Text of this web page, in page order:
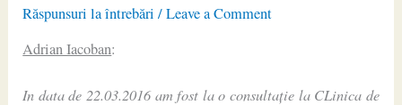
Răspunsuri la întrebări /Leave a Comment
Adrian Iacoban:
In data de 22.03.2016 am fost la o consultație la CLinica de